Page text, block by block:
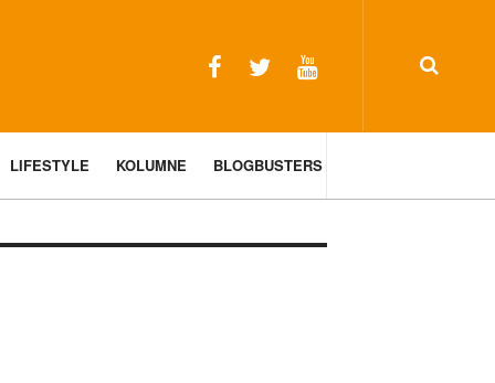
LIFESTYLE KOLUMNE BLOGBUSTERS